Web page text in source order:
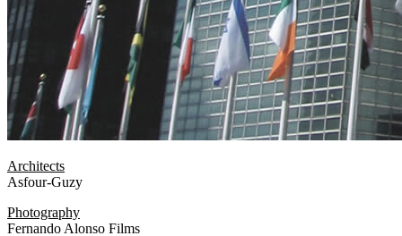
Architects
Asfour-Guzy
Photography
Fernando Alonso Films